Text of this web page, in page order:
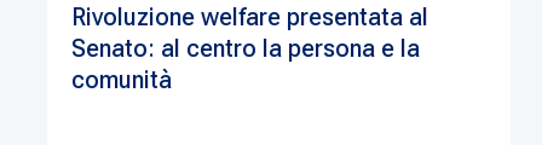
Rivoluzione welfare presentata al
Senato: al centro la persona e la
comunità